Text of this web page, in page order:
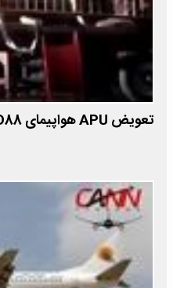
تعویض APU هواپیمای MD88 تابان